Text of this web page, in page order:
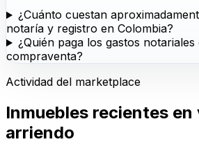
¿Cuánto cuestan
notaría y registro en Colombia?
¿Quién paga los gastos notariales
compraventa?
Actividad del marketplace
Inmuebles recientes en
arriendo